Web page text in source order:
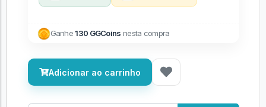
Ganhe130 GGCoins nesta compra
Adicionar ao carrinho